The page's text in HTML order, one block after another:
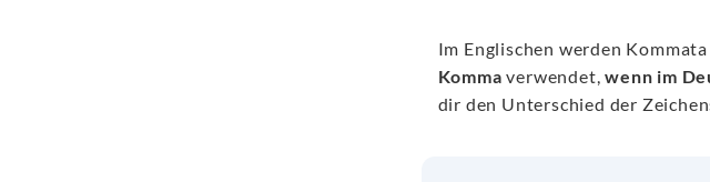
Im Englischen werden
Komma verwendet,wenn im
dir den Unterschied der